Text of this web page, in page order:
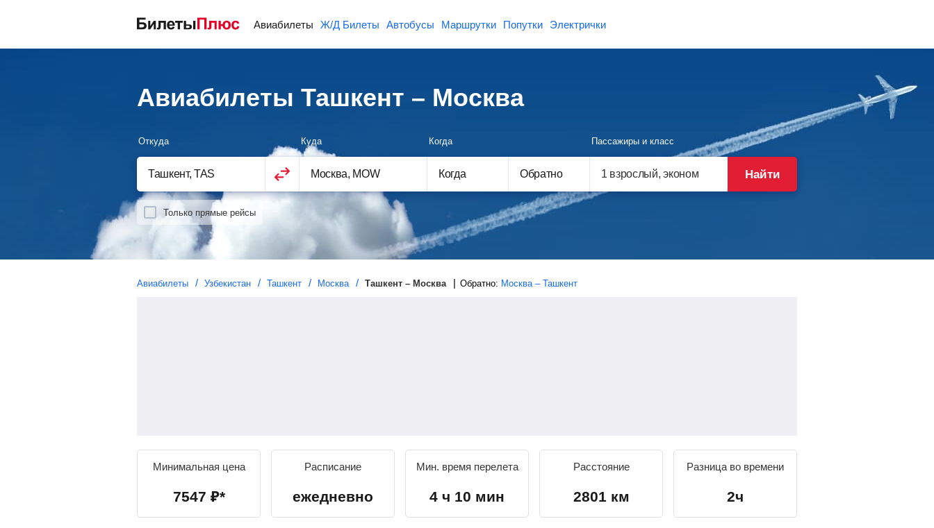
Авиабилеты Ж/Д Билеты Автобусы Маршрутки Попутки Электрички
Авиабилеты Ташкент – Москва
Откуда Куда
Когда
Когда
Обратно
Пассажиры и класс
Только прямые рейсы
Найти
Авиабилеты Узбекистан Ташкент Москва Ташкент – Москва Обратно: Москва – Ташкент
Минимальная цена
7547 ₽*
Расписание
ежедневно
Мин. время перелета
4 ч 10 мин
Расстояние
2801 км
Разница во времени
2ч